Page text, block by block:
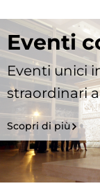
Eventi
Eventi unici
straordinari
Scopri di più